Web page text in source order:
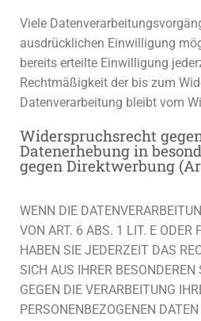
Viele
ausdrücklichen Einwilligung
bereits erteilte Einwilligung
Rechtmäßigkeit der bis zum
Datenverarbeitung bleibt vom
Widerspruchsrecht
Datenerhebung in
gegen Direktwerbung
WENN DIE
VON ART. 6 ABS. 1 LIT. E ODER
HABEN SIE JEDERZEIT DAS
SICH AUS IHRER BESONDEREN
GEGEN DIE VERARBEITUNG
PERSONENBEZOGENEN